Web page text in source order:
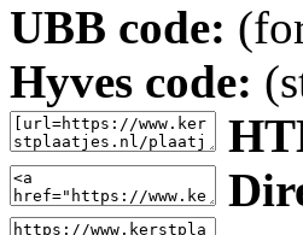
UBB code:
Hyves code: